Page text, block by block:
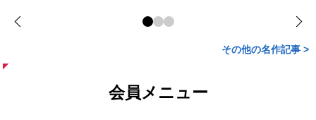
その他の名作記事 >
会員メニュー